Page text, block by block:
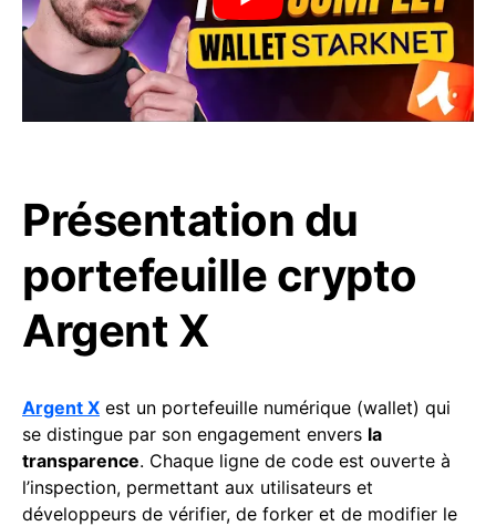
Présentation du
portefeuille crypto
Argent X
Argent X est un portefeuille numérique (wallet) qui
se distingue par son engagement envers la
transparence. Chaque ligne de code est ouverte à
l’inspection, permettant aux utilisateurs et
développeurs de vérifier, de forker et de modifier le